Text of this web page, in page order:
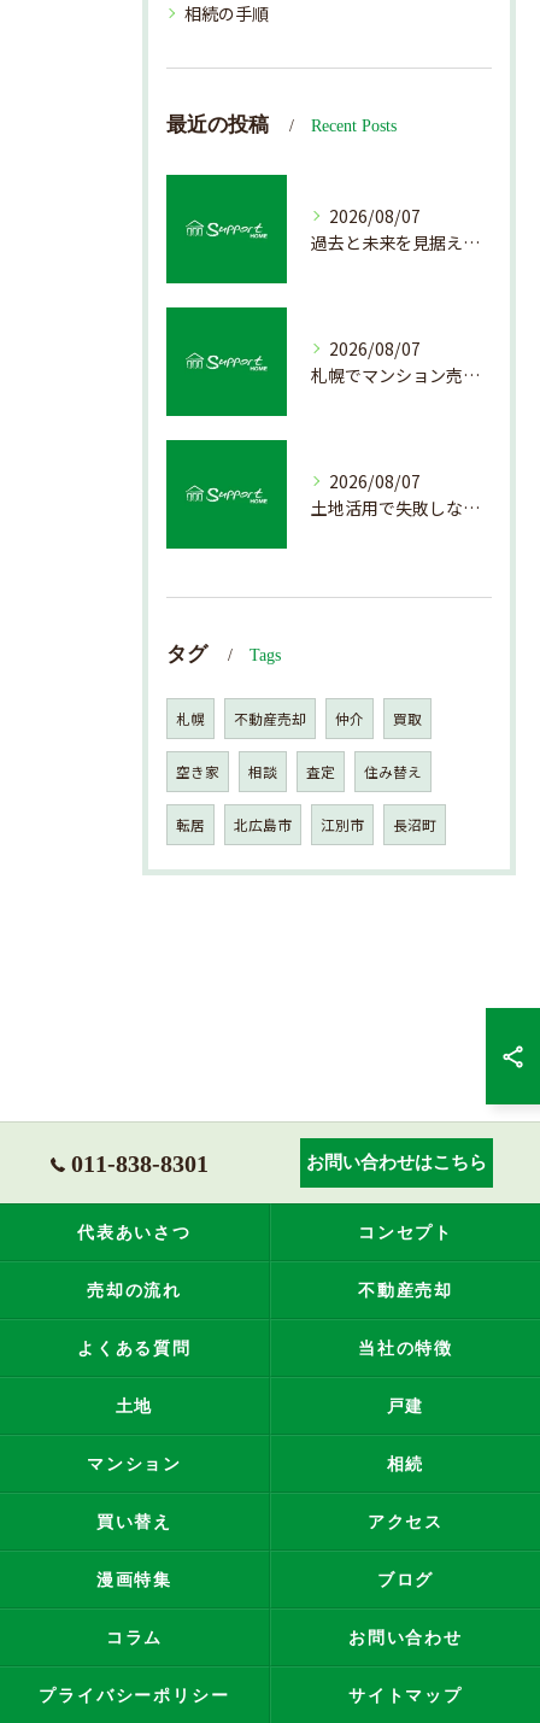
相続の手順
最近の投稿 Recent Posts
2026/08/07
過去と未来を見据えた戸建て売却の秘訣
2026/08/07
札幌でマンション売却を成功させる査定と価格の見極め方
2026/08/07
土地活用で失敗しない売却準備のポイント
タグ Tags
札幌 不動産売却 仲介 買取
空き家 相談 査定 住み替え
転居 北広島市 江別市 長沼町
011-838-8301 お問い合わせはこちら
代表あいさつ コンセプト
売却の流れ 不動産売却
よくある質問 当社の特徴
土地 戸建
マンション 相続
買い替え アクセス
漫画特集 ブログ
コラム お問い合わせ
プライバシーポリシー サイトマップ